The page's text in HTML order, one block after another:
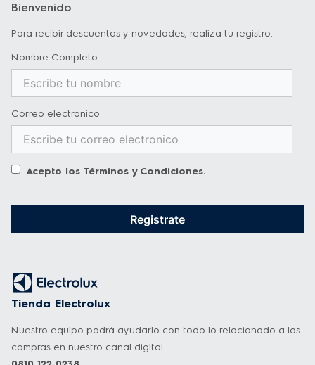
Bienvenido
Para recibir descuentos y novedades, realiza tu registro.
Nombre Completo
Correo electronico
Acepto los Términos y Condiciones.
Registrate
Tienda Electrolux
Nuestro equipo podrá ayudarlo con todo lo relacionado a las
compras en nuestro canal digital.